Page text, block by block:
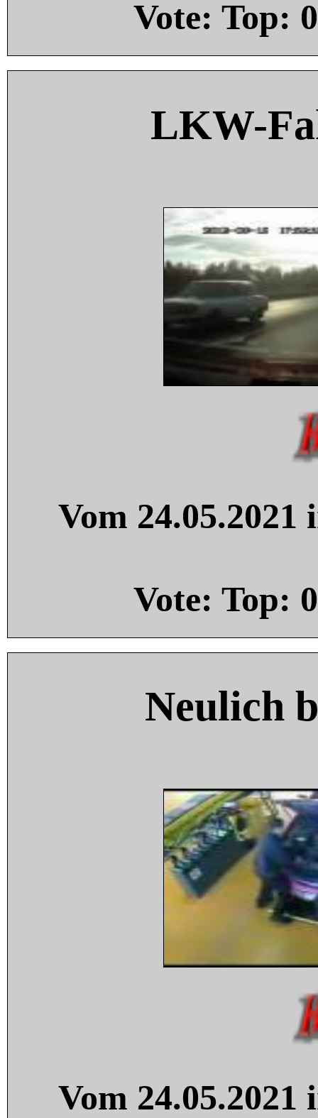
Vote: Top: 0
LKW-
Vom
Vote: Top: 0
Neulich
Vom